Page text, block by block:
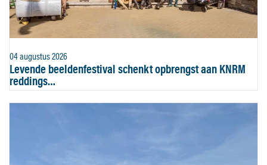
04 augustus 2026
Levende beeldenfestival schenkt opbrengst aan KNRM
reddings…